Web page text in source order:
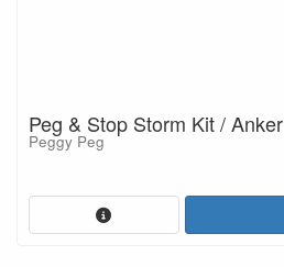
Peg & Stop Storm Kit /
Peggy Peg